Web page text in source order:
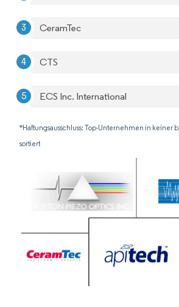
CeramTec
CTS
ECS Inc. International
*Haftungsausschluss: Top-Unternehmen in keiner
sortiert